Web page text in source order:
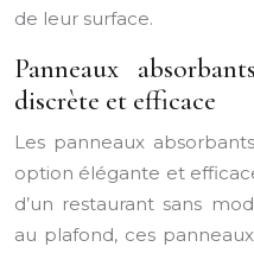
de leur surface.
Panneaux
discrète et efficace
Les panneaux
option élégante et
d’un restaurant sans
au plafond, ces